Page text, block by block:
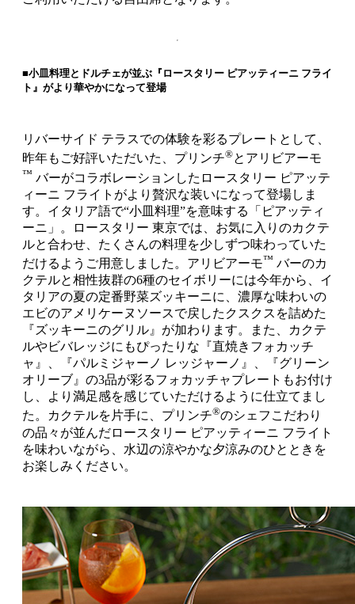
■小皿料理とドルチェが並ぶ『ロースタリー ピアッティーニ フライ
ト』がより華やかになって登場
リバーサイド テラスでの体験を彩るプレートとして、
昨年もご好評いただいた、プリンチ®とアリビアーモ
™ バーがコラボレーションしたロースタリー ピアッテ
ィーニ フライトがより贅沢な装いになって登場しま
す。イタリア語で“小皿料理”を意味する「ピアッティ
ーニ」。ロースタリー 東京では、お気に入りのカクテ
ルと合わせ、たくさんの料理を少しずつ味わっていた
だけるようご用意しました。アリビアーモ™ バーのカ
クテルと相性抜群の6種のセイボリーには今年から、イ
タリアの夏の定番野菜ズッキーニに、濃厚な味わいの
エビのアメリケーヌソースで戻したクスクスを詰めた
『ズッキーニのグリル』が加わります。また、カクテ
ルやビバレッジにもぴったりな『直焼きフォカッチ
ャ』、『パルミジャーノ レッジャーノ』、『グリーン
オリーブ』の3品が彩るフォカッチャプレートもお付け
し、より満足感を感じていただけるように仕立てまし
た。カクテルを片手に、プリンチ®のシェフこだわり
の品々が並んだロースタリー ピアッティーニ フライト
を味わいながら、水辺の涼やかな夕涼みのひとときを
お楽しみください。